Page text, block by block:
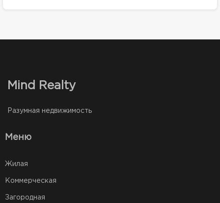
Mind Realty
Разумная недвижимость
Меню
Жилая
Коммерческая
Загородная